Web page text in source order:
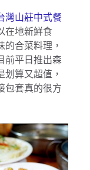
灣山莊中式餐
在地新鮮食
的合菜料理，
前平日推出森
划算又超值，
包套真的很方